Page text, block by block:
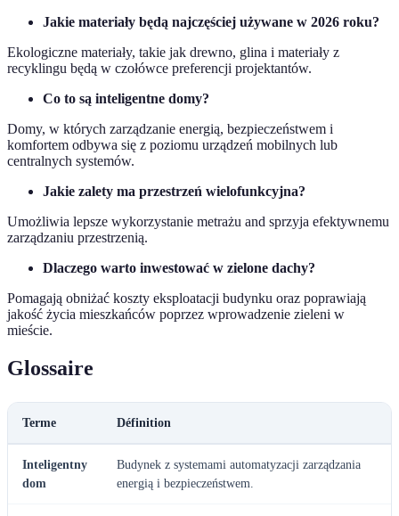
Jakie materiały będą najczęściej używane w 2026 roku?
Ekologiczne materiały, takie jak drewno, glina i materiały z
recyklingu będą w czołówce preferencji projektantów.
Co to są inteligentne domy?
Domy, w których zarządzanie energią, bezpieczeństwem i
komfortem odbywa się z poziomu urządzeń mobilnych lub
centralnych systemów.
Jakie zalety ma przestrzeń wielofunkcyjna?
Umożliwia lepsze wykorzystanie metrażu and sprzyja efektywnemu
zarządzaniu przestrzenią.
Dlaczego warto inwestować w zielone dachy?
Pomagają obniżać koszty eksploatacji budynku oraz poprawiają
jakość życia mieszkańców poprzez wprowadzenie zieleni w
mieście.
Glossaire
Terme Définition
Inteligentny
dom
Budynek z systemami automatyzacji zarządzania
energią i bezpieczeństwem.